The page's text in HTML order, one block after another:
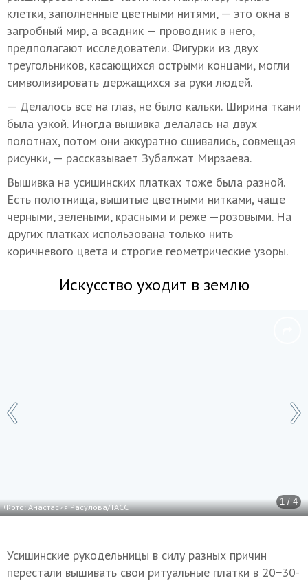
клетки, заполненные цветными нитями, — это окна в
загробный мир, а всадник — проводник в него,
предполагают исследователи. Фигурки из двух
треугольников, касающихся острыми концами, могли
символизировать держащихся за руки людей.
— Делалось все на глаз, не было кальки. Ширина ткани
была узкой. Иногда вышивка делалась на двух
полотнах, потом они аккуратно сшивались, совмещая
рисунки, — рассказывает Зубалжат Мирзаева.
Вышивка на усишинских платках тоже была разной.
Есть полотнища, вышитые цветными нитками, чаще
черными, зелеными, красными и реже —розовыми. На
других платках использована только нить
коричневого цвета и строгие геометрические узоры.
Искусство уходит в землю
1 / 4
Фото: Анастасия Расулова/ТАСС
Усишинские рукодельницы в силу разных причин
перестали вышивать свои ритуальные платки в 20−30-